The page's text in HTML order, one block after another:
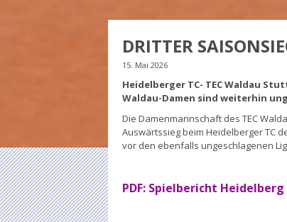
DRITTER
15. Mai 2026
Heidelberger TC- TEC Waldau
Waldau-Damen sind weiterhin
Die Damenmannschaft des TEC
Auswärtssieg beim Heidelberger TC
vor den ebenfalls ungeschlagenen
PDF: Spielbericht Heidelberg